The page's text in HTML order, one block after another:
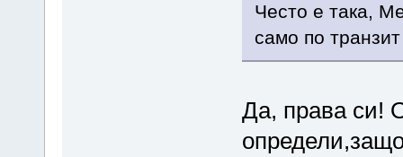
Често е така,
само по
Да, права си!